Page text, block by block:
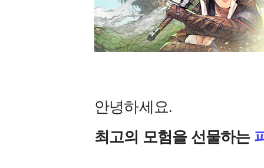
안녕하세요.
최고의 모험을 선물하는